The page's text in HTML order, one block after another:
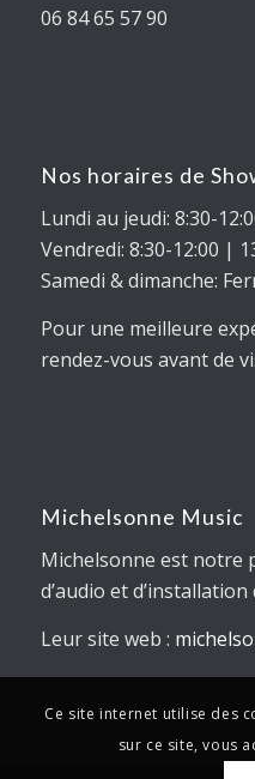
06 84 65 57 90
Nos horaires de
Lundi au jeudi: 8:30-
Vendredi: 8:30-12:00 |
Samedi & dimanche:
Pour une meilleure
rendez-vous avant de
Michelsonne Music
Michelsonne est notre
d’audio et
Leur site web :
Ce site internet utilise des
sur ce site, vous